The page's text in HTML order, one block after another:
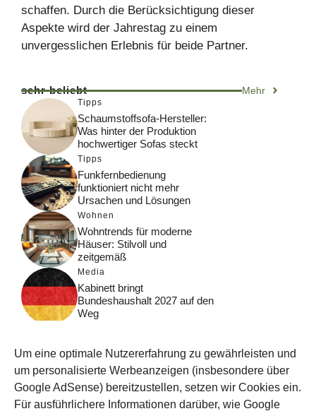
Um eine optimale Nutzererfahrung zu gewährleisten und
um personalisierte Werbeanzeigen (insbesondere über
Google AdSense) bereitzustellen, setzen wir Cookies ein.
Für ausführlichere Informationen darüber, wie Google
schaffen. Durch die Berücksichtigung dieser
Aspekte wird der Jahrestag zu einem
unvergesslichen Erlebnis für beide Partner.
sehr beliebt Mehr
Tipps
Schaumstoffsofa-Hersteller:
Was hinter der Produktion
hochwertiger Sofas steckt
Tipps
Funkfernbedienung
funktioniert nicht mehr
Ursachen und Lösungen
Wohnen
Wohntrends für moderne
Häuser: Stilvoll und
zeitgemäß
Media
Kabinett bringt
Bundeshaushalt 2027 auf den
Weg
Funktionsweise, Prozesse
und Rankinglogik
Computer
Wieso habe ich im moment